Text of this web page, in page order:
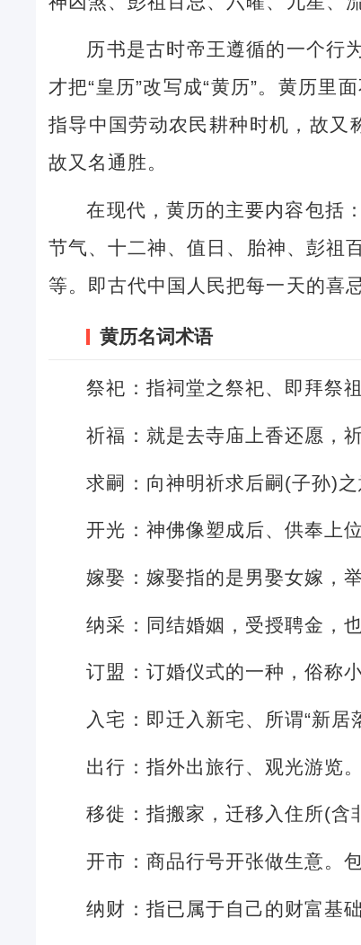
历书是古时帝王遵循的一个行
才把“皇历”改写成“黄历”。黄历里
指导中国劳动农民耕种时机，故又
故又名通胜。
在现代，黄历的主要内容包括
节气、十二神、值日、胎神、彭祖
等。即古代中国人民把每一天的喜
黄历名词术语
祭祀：指祠堂之祭祀、即拜祭
祈福：就是去寺庙上香还愿，
求嗣：向神明祈求后嗣(子孙)之
开光：神佛像塑成后、供奉上位
嫁娶：嫁娶指的是男娶女嫁，
纳采：同结婚姻，受授聘金，
订盟：订婚仪式的一种，俗称
入宅：即迁入新宅、所谓“新居
出行：指外出旅行、观光游览。
移徙：指搬家，迁移入住所(含
开市：商品行号开张做生意。
纳财：指已属于自己的财富基